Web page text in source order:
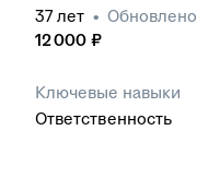
37лет • Обновлено
12 000 ₽
Ключевые навыки
Ответственность